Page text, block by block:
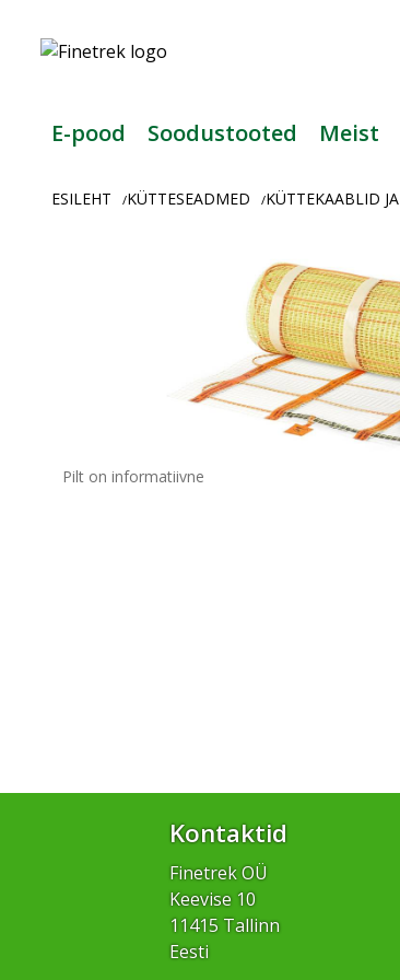
Usaldusväärne
tööstusautomaatika
E-pood Soodustooted Meist
ESILEHT /KÜTTESEADMED /KÜTTEKAABLID
Pilt on informatiivne
Kontaktid
Finetrek OÜ
Keevise 10
11415 Tallinn
Eesti